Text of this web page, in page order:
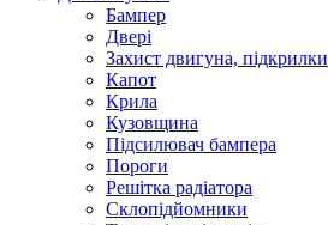
Бампер
Двері
Захист двигуна, підкрилки
Капот
Крила
Кузовщина
Підсилювач бампера
Пороги
Решітка радіатора
Склопідйомники